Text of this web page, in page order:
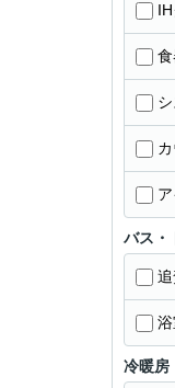
バス・
冷暖房